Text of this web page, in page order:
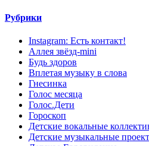
Рубрики
Instagram: Есть контакт!
Аллея звёзд-mini
Будь здоров
Вплетая музыку в слова
Гнесинка
Голос месяца
Голос.Дети
Гороскоп
Детские вокальные
Детские музыкальные